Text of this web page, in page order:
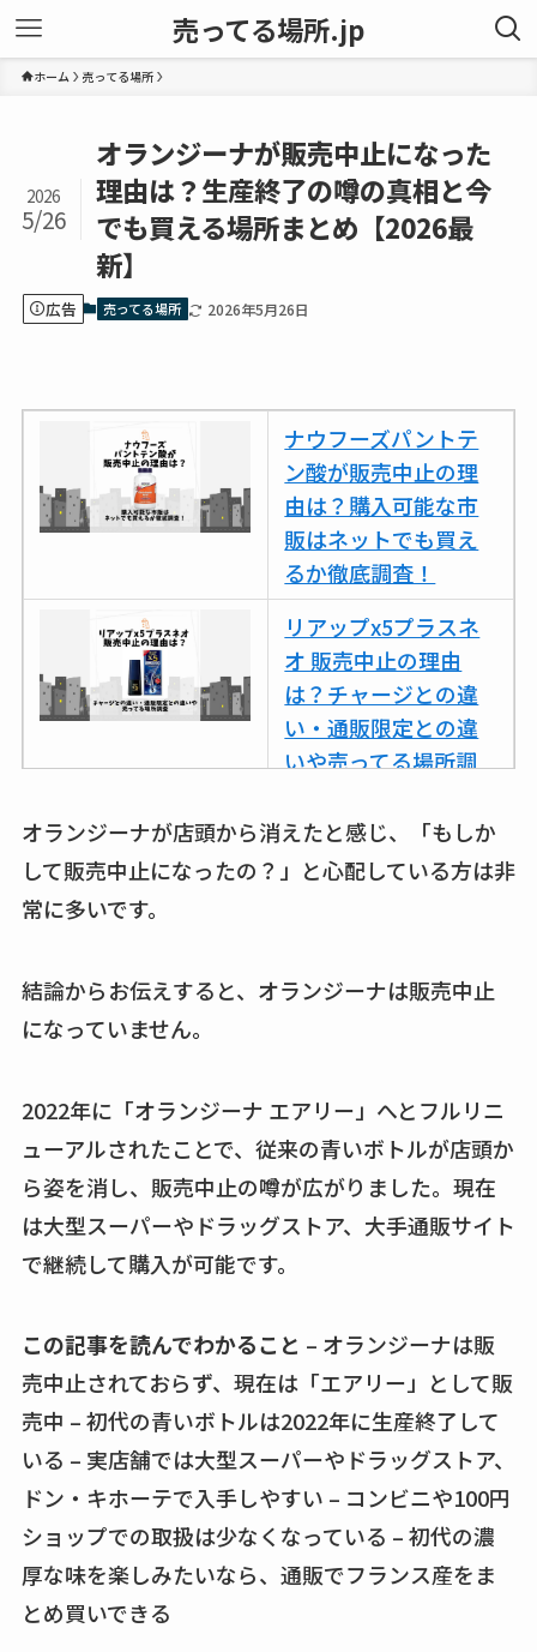
売ってる場所.jp
ホーム 売ってる場所
オランジーナが販売中止になった
理由は？生産終了の噂の真相と今
でも買える場所まとめ【2026最
新】
2026
5/26
広告 売ってる場所 2026年5月26日
ナウフーズパントテ
ン酸が販売中止の理
由は？購入可能な市
販はネットでも買え
るか徹底調査！
リアップx5プラスネ
オ 販売中止の理由
は？チャージとの違
い・通販限定との違
いや売ってる場所調
ココネシャンプー詰
め替えはどこで売っ
通販調査
こ？楽天・amazonで
買える？値段や手荒
れの口コミも調査
しまむら布団セット
販も調査
karseellはどこで売っ
てる？ロフトやハン
ズで買える？楽天や
amazonなど通販の販
売店も調査
オランジーナが店頭から消えたと感じ、「もしか
して販売中止になったの？」と心配している方は非
常に多いです。
結論からお伝えすると、オランジーナは販売中止
になっていません。
2022年に「オランジーナ エアリー」へとフルリニ
ューアルされたことで、従来の青いボトルが店頭か
ら姿を消し、販売中止の噂が広がりました。現在
は大型スーパーやドラッグストア、大手通販サイト
で継続して購入が可能です。
この記事を読んでわかること – オランジーナは販
売中止されておらず、現在は「エアリー」として販
売中 – 初代の青いボトルは2022年に生産終了して
いる – 実店舗では大型スーパーやドラッグストア、
ドン・キホーテで入手しやすい – コンビニや100円
ショップでの取扱は少なくなっている – 初代の濃
厚な味を楽しみたいなら、通販でフランス産をま
とめ買いできる